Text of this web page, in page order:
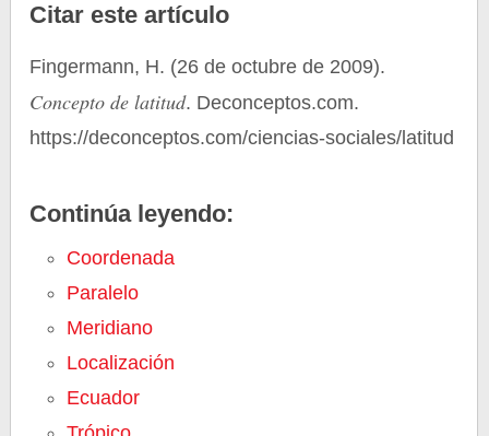
Citar este artículo
Fingermann, H. (26 de octubre de 2009).
Concepto de latitud. Deconceptos.com.
https://deconceptos.com/ciencias-sociales/latitud
Continúa leyendo:
Coordenada
Paralelo
Meridiano
Localización
Ecuador